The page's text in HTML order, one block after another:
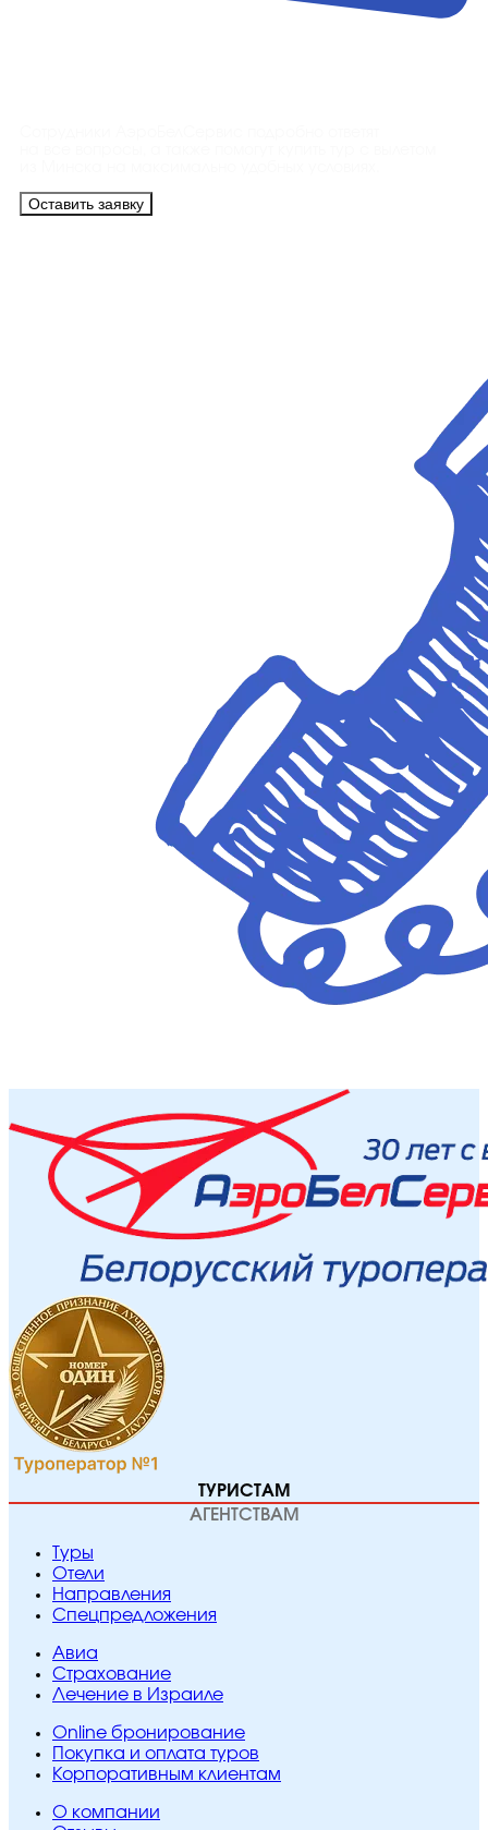
Оставить заявку
ТУРИСТАМ
АГЕНТСТВАМ
Туры
Отели
Направления
Спецпредложения
Авиа
Страхование
Лечение в Израиле
Online бронирование
Покупка и оплата туров
Корпоративным клиентам
O компании